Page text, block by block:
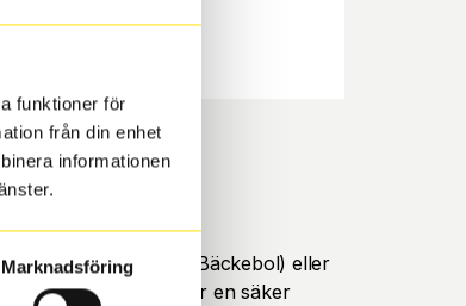
funktioner för
från din enhet
informationen
Marknadsföring
mellan Hisingen (Bäckebol) eller
uppfyller alla krav för en säker